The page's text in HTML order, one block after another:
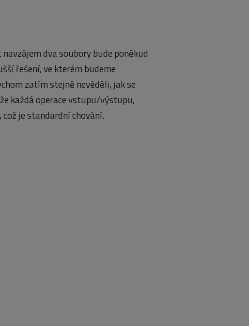
dva soubory bude poněkud
řešení, ve kterém budeme
zatím stejně nevěděli, jak se
každá operace vstupu/výstupu,
je standardní chování.